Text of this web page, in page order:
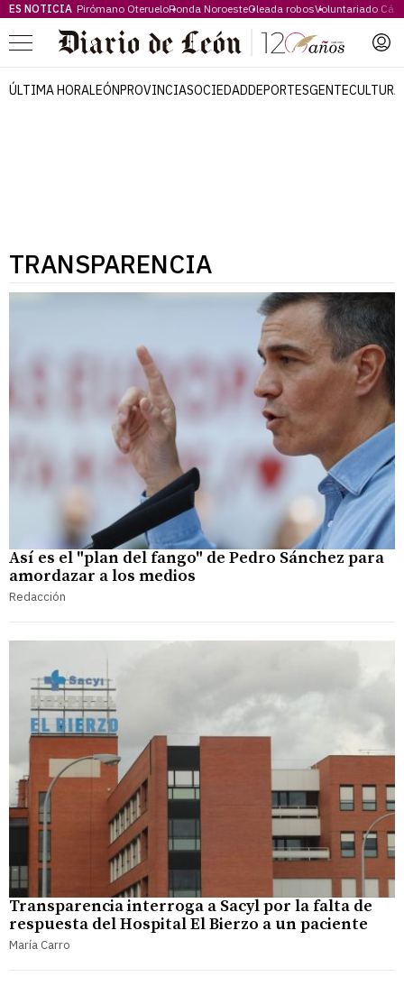
ES NOTICIA Pirómano OterueloRonda NoroesteOleada robosVoluntariado
Menú
ÚLTIMA HORALEÓNPROVINCIASOCIEDADDEPORTESGENTECULTURA
TRANSPARENCIA
Así es el "plan del fango" de Pedro Sánchez para
amordazar a los medios
Redacción
Transparencia interroga a Sacyl por la falta de
respuesta del Hospital El Bierzo a un paciente
María Carro